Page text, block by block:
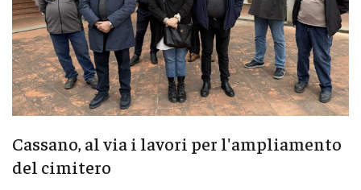
Cassano, al via i lavori per l'ampliamento
del cimitero